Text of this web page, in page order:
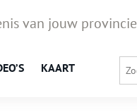
van jouw provincie
KAART